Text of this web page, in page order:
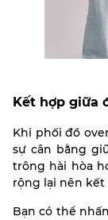
Kết hợp giữa
Khi phối đồ
sự cân bằng
trông hài hòa
rộng lại nên kết
Bạn có thể